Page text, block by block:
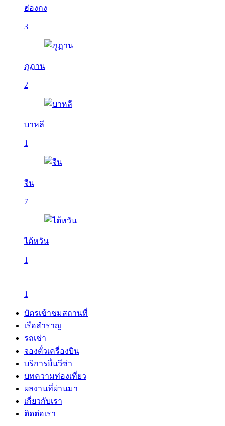
ฮ่องกง
3
ภูฏาน
2
บาหลี
1
จีน
7
ไต้หวัน
1
1
บัตรเข้าชมสถานที่
เรือสำราญ
รถเช่า
จองตั๋วเครื่องบิน
บริการยื่นวีซ่า
บทความท่องเที่ยว
ผลงานที่ผ่านมา
เกี่ยวกับเรา
ติดต่อเรา